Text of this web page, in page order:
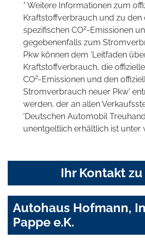
* Weitere Informationen zum
Kraftstoffverbrauch und zu den
spezifischen CO2-Emissionen
gegebenenfalls zum
Pkw können dem 'Leitfaden
Kraftstoffverbrauch, die
CO2-Emissionen und den
Stromverbrauch neuer Pkw'
werden, der an allen
'Deutschen Automobil
unentgeltlich erhältlich ist unter
Ihr Kontakt zu
Autohaus Hofmann,
Pappe e.K.